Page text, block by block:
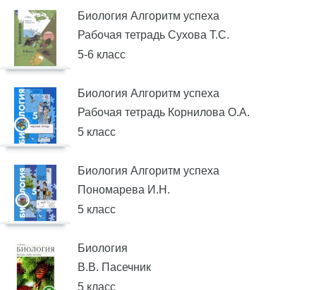
Биология Алгоритм успеха
Рабочая тетрадь Сухова Т.С.
5-6 класс
Биология Алгоритм успеха
Рабочая тетрадь Корнилова О.А.
5 класс
Биология Алгоритм успеха
Пономарева И.Н.
5 класс
Биология
В.В. Пасечник
5 класс